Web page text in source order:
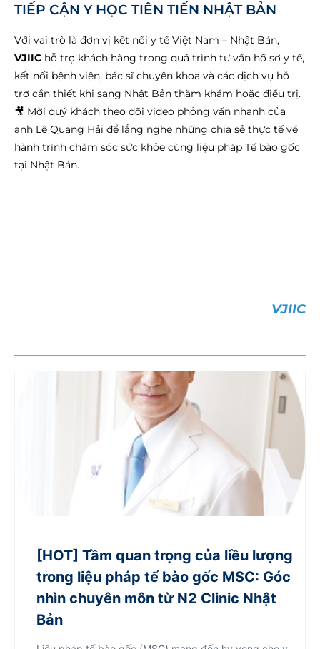
TIẾP CẬN Y HỌC TIÊN TIẾN NHẬT BẢN
Với vai trò là đơn vị kết nối y tế Việt Nam – Nhật Bản,
VJIIC hỗ trợ khách hàng trong quá trình tư vấn hồ sơ y tế,
kết nối bệnh viện, bác sĩ chuyên khoa và các dịch vụ hỗ
trợ cần thiết khi sang Nhật Bản thăm khám hoặc điều trị.
🎥 Mời quý khách theo dõi video phỏng vấn nhanh của
anh Lê Quang Hải để lắng nghe những chia sẻ thực tế về
hành trình chăm sóc sức khỏe cùng liệu pháp Tế bào gốc
tại Nhật Bản.
VJIIC
[HOT] Tầm quan trọng của liều lượng
trong liệu pháp tế bào gốc MSC: Góc
nhìn chuyên môn từ N2 Clinic Nhật
Bản